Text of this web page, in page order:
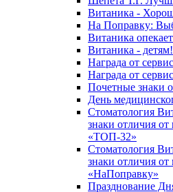
Витаника -
На Поправку:
Витаника
Витаника - детям!
Награда от
Награда от
Почетные знаки
День
Стоматология
знаки отличия от
«ТОП-32»
Стоматология
знаки отличия
«НаПоправку»
Празднование